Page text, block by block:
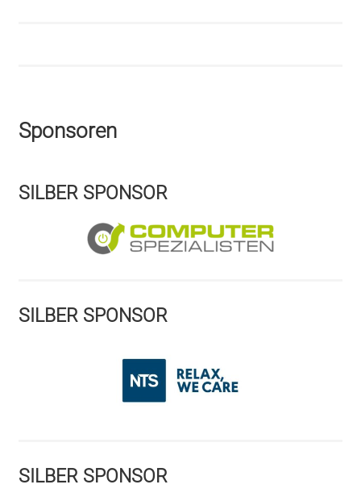
Sponsoren
SILBER SPONSOR
SILBER SPONSOR
SILBER SPONSOR